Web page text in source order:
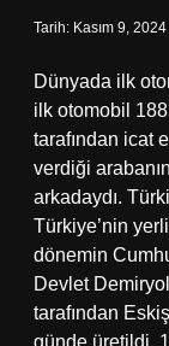
Tarih: Kasım 9, 2024
Dünyada ilk
ilk otomobil
tarafından icat
verdiği
arkadaydı.
Türkiye’nin
dönemin
Devlet
tarafından
günde üretildi.